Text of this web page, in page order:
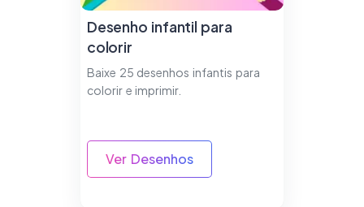
Desenho infantil para
colorir
Baixe 25 desenhos infantis para
colorir e imprimir.
Ver Desenhos